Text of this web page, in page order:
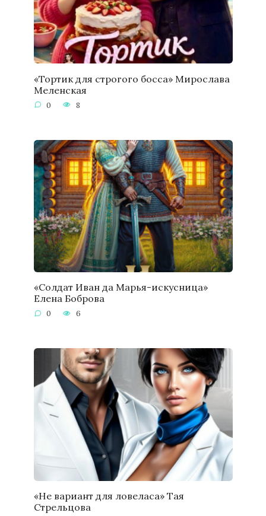
«Тортик для строгого босса» Мирослава
Меленская
0 8
«Солдат Иван да Марья-искусница»
Елена Боброва
0 6
«Не вариант для ловеласа» Тая
Стрельцова